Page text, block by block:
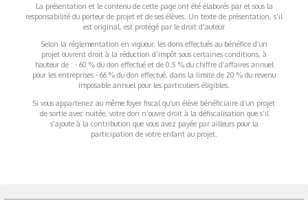
La présentation et le contenu de cette page ont été élaborés par et sous la
responsabilité du porteur de projet et de ses élèves. Un texte de présentation, s'il
est original, est protégé par le droit d'auteur
Selon la réglementation en vigueur, les dons effectués au bénéfice d’un
projet ouvrent droit à la réduction d’impôt sous certaines conditions, à
hauteur de : - 60 % du don effectué et de 0,5 % du chiffre d’affaires annuel
pour les entreprises - 66 % du don effectué, dans la limite de 20 % du revenu
imposable annuel pour les particuliers éligibles.
Si vous appartenez au même foyer fiscal qu’un élève bénéficiaire d’un projet
de sortie avec nuitée, votre don n’ouvre droit à la défiscalisation que s’il
s’ajoute à la contribution que vous avez payée par ailleurs pour la
participation de votre enfant au projet.